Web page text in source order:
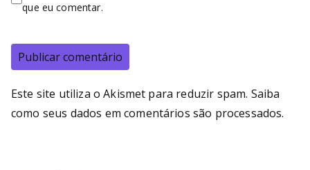
que eu comentar.
Este site utiliza o Akismet para reduzir spam. Saiba
como seus dados em comentários são processados.